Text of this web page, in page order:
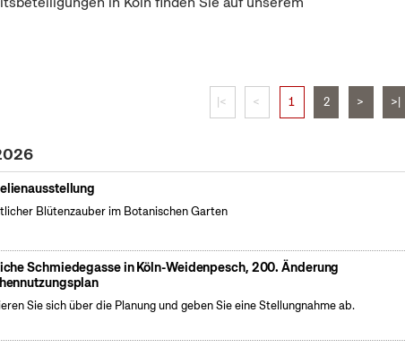
|< < 1 2 > >|
Blütenzauber im Botanischen Garten
Schmiedegasse in Köln-Weidenpesch, 200. Änderung
Sie sich über die Planung und geben Sie eine Stellungnahme ab.